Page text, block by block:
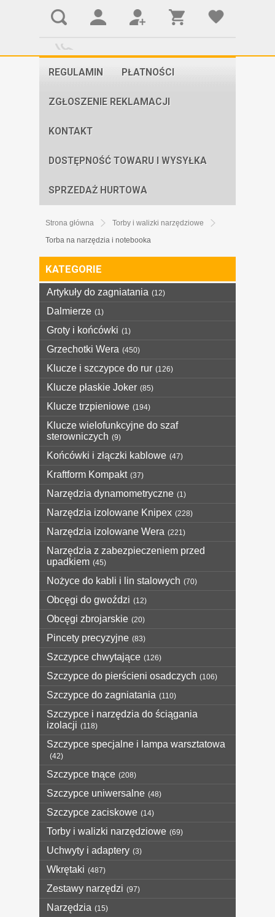
REGULAMIN PŁATNOŚCI
ZGŁOSZENIE REKLAMACJI
KONTAKT
DOSTĘPNOŚĆ TOWARU I WYSYŁKA
SPRZEDAŻ HURTOWA
Strona główna
Torby i walizki narzędziowe
Torba na narzędzia i notebooka
KATEGORIE
Artykuły do zagniatania (12)
Dalmierze (1)
Groty i końcówki (1)
Grzechotki Wera (450)
Klucze i szczypce do rur (126)
Klucze płaskie Joker (85)
Klucze trzpieniowe (194)
Klucze wielofunkcyjne do szaf
sterowniczych (9)
Końcówki i złączki kablowe (47)
Kraftform Kompakt (37)
Narzędzia dynamometryczne (1)
Narzędzia izolowane Knipex (228)
Narzędzia izolowane Wera (221)
Narzędzia z zabezpieczeniem przed
upadkiem (45)
Nożyce do kabli i lin stalowych (70)
Obcęgi do gwoździ (12)
Obcęgi zbrojarskie (20)
Pincety precyzyjne (83)
Szczypce chwytające (126)
Szczypce do pierścieni osadczych (106)
Szczypce do zagniatania (110)
Szczypce i narzędzia do ściągania
izolacji (118)
Szczypce specjalne i lampa warsztatowa
(42)
Szczypce tnące (208)
Szczypce uniwersalne (48)
Szczypce zaciskowe (14)
Torby i walizki narzędziowe (69)
Uchwyty i adaptery (3)
Wkrętaki (487)
Zestawy narzędzi (97)
Narzędzia (15)